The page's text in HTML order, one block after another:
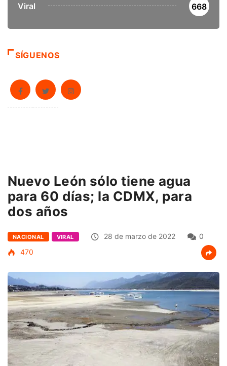
Viral 668
SÍGUENOS
Nuevo León sólo tiene agua
para 60 días; la CDMX, para
dos años
NACIONAL VIRAL 28 de marzo de 2022
0
470